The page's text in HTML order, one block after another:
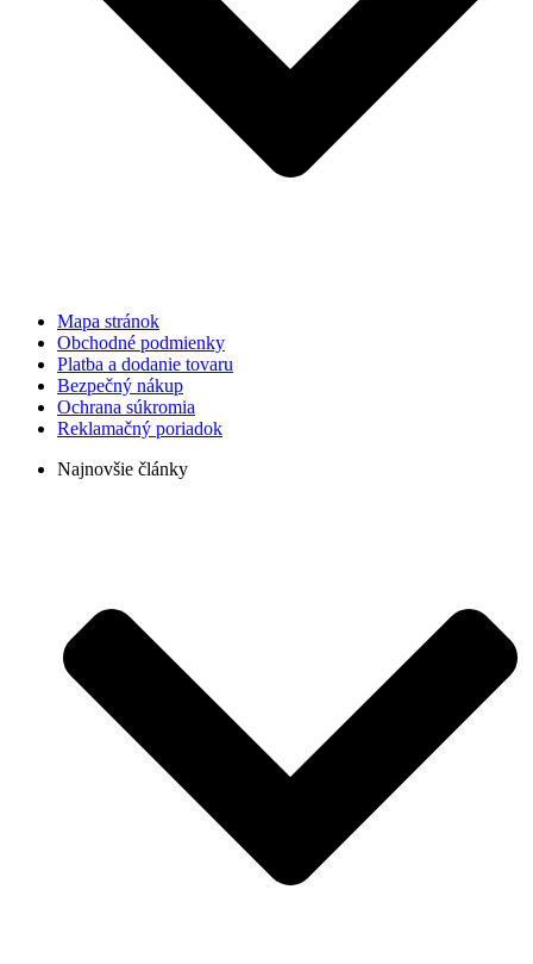
Mapa stránok
Obchodné podmienky
Platba a dodanie tovaru
Bezpečný nákup
Ochrana súkromia
Reklamačný poriadok
Najnovšie články